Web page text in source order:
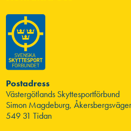
Postadress
Västergötlands Skyttesportförbund
Simon Magdeburg,
549 31 Tidan